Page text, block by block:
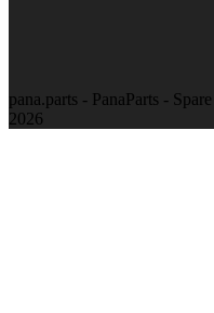
pana.parts - PanaParts -
2026